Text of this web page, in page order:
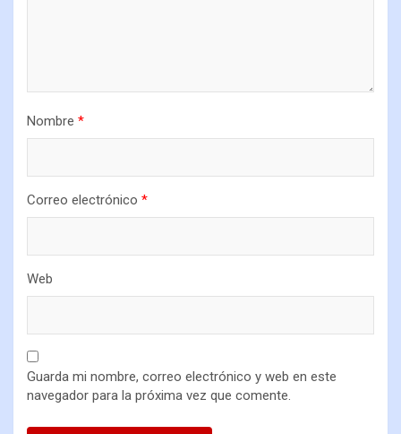
Nombre *
Correo electrónico *
Web
Guarda mi nombre, correo electrónico y web en este
navegador para la próxima vez que comente.